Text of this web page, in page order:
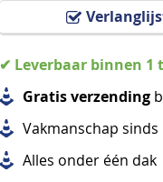
✔ Leverbaar binnen 1
Gratis verzending
Vakmanschap sinds
Alles onder één dak